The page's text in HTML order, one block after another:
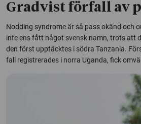
Gradvist förfall av
Nodding syndrome är så pass okänd och
inte ens fått något svensk namn, trots att
den först upptäcktes i södra Tanzania.
fall registrerades i norra Uganda, fick